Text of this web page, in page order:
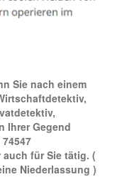
Sie nach einem
Ihrer Gegend
auch für Sie tätig. (
Niederlassung )